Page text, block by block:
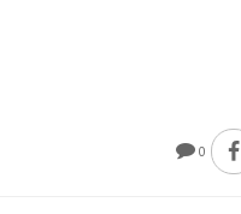
0